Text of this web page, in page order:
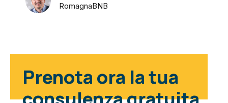
RomagnaBNB
Prenota ora la tua